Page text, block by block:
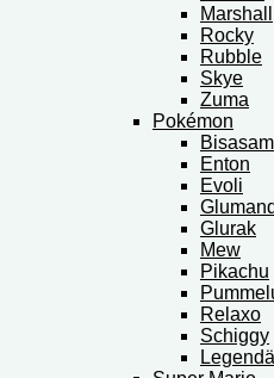
Marshall
Rocky
Rubble
Skye
Zuma
Pokémon
Bisasam
Enton
Evoli
Glurak
Mew
Pikachu
Relaxo
Schiggy